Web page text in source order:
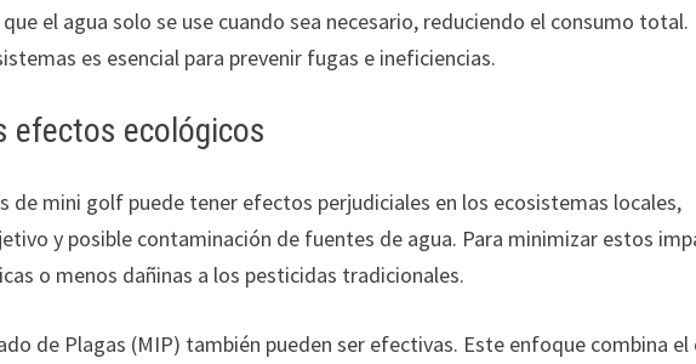
el agua solo se use cuando sea necesario, reduciendo el consumo total.
es esencial para prevenir fugas e ineficiencias.
efectos ecológicos
de mini golf puede tener efectos perjudiciales en los ecosistemas locales,
y posible contaminación de fuentes de agua. Para minimizar estos
o menos dañinas a los pesticidas tradicionales.
de Plagas (MIP) también pueden ser efectivas. Este enfoque combina